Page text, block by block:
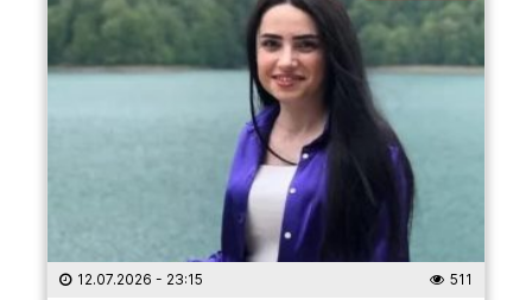
12.07.2026 - 23:15 511